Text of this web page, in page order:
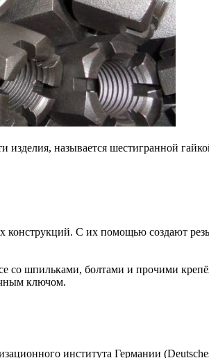
называется шестигранной
С их помощью создают
со шпильками, болтами и прочими
ключом.
института Германии